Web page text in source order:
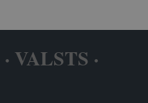
VALSTS ·